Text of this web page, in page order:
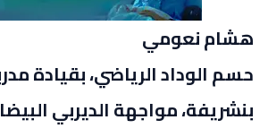
هشام نعومي
حسم الوداد الرياضي، بقيادة
بنشريفة، مواجهة الديربي